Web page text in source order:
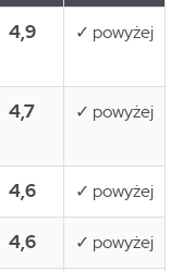
4,9 ✓ powyżej
4,7 ✓ powyżej
4,6 ✓ powyżej
4,6 ✓ powyżej